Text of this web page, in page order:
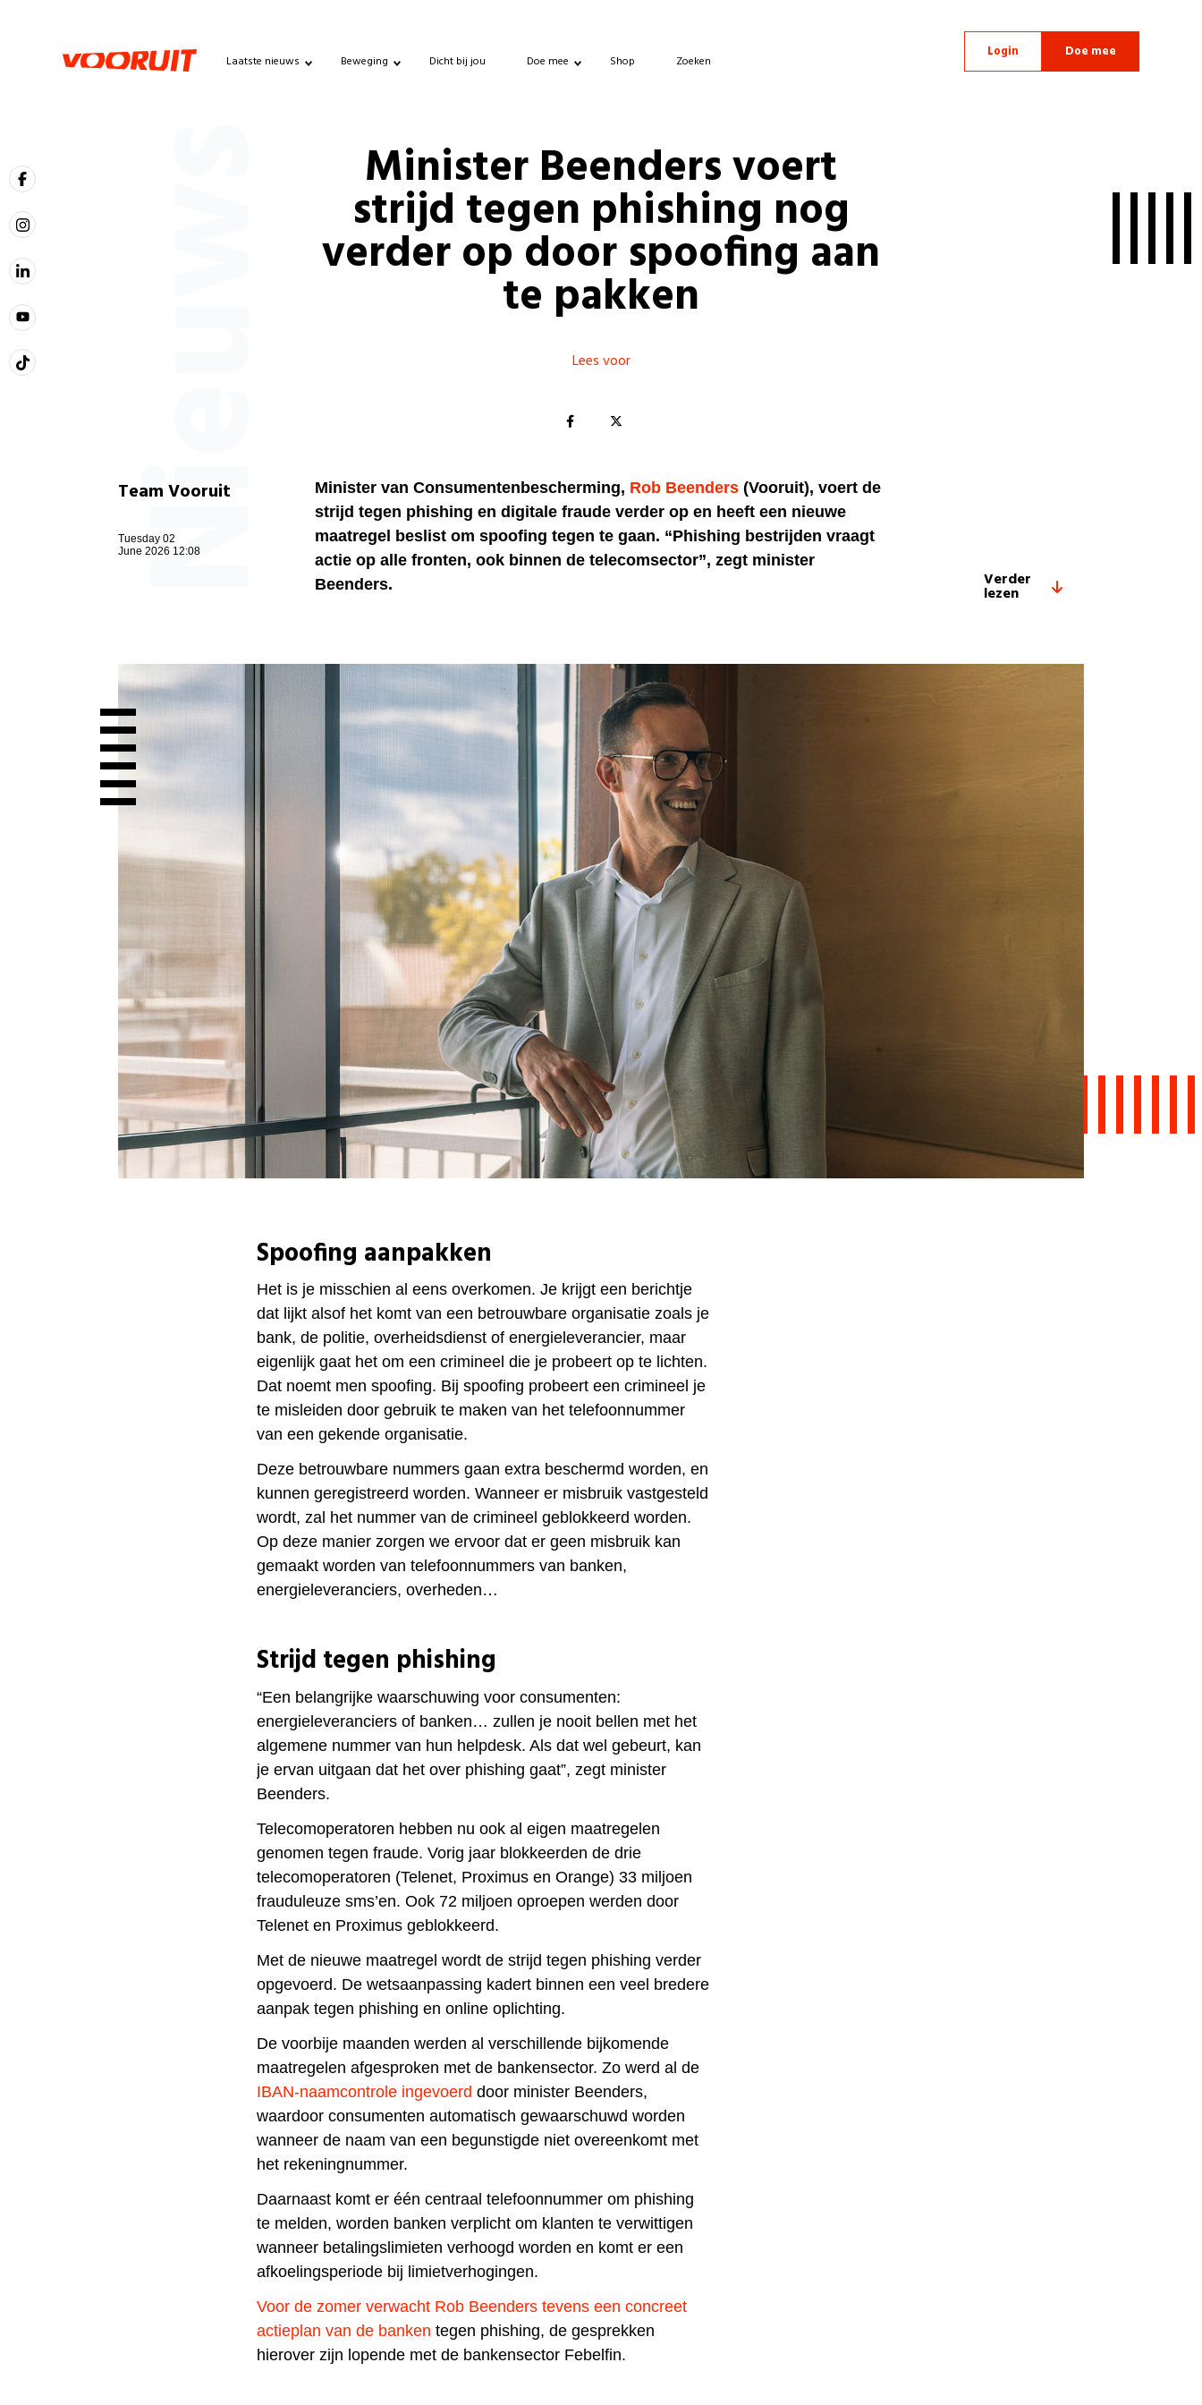
Laatste nieuws Beweging Dicht bij jou Doe mee Shop Zoeken
Login Doe mee
Nieuws Minister Beenders voert
strijd tegen phishing nog
verder op door spoofing aan
te pakken
Lees voor
Team Vooruit
Tuesday 02
June 2026 12:08
Minister van Consumentenbescherming, Rob Beenders(Vooruit), voert de
strijd tegen phishing en digitale fraude verder op en heeft een nieuwe
maatregel beslist om spoofing tegen te gaan. “Phishing bestrijden vraagt
actie op alle fronten, ook binnen de telecomsector”, zegt minister
Beenders.
Verder
lezen
Spoofing aanpakken
Het is je misschien al eens overkomen. Je krijgt een berichtje
dat lijkt alsof het komt van een betrouwbare organisatie zoals je
bank, de politie, overheidsdienst of energieleverancier, maar
eigenlijk gaat het om een crimineel die je probeert op te lichten.
Dat noemt men spoofing. Bij spoofing probeert een crimineel je
te misleiden door gebruik te maken van het telefoonnummer
van een gekende organisatie.
Deze betrouwbare nummers gaan extra beschermd worden, en
kunnen geregistreerd worden. Wanneer er misbruik vastgesteld
wordt, zal het nummer van de crimineelgeblokkeerd worden.
Op deze manier zorgen we ervoor dat er geen misbruik kan
gemaakt worden van telefoonnummers van banken,
energieleveranciers, overheden…
Strijd tegen phishing
“Een belangrijke waarschuwing voor consumenten:
energieleveranciers of banken… zullen je nooit bellen met het
algemene nummer van hun helpdesk. Als dat wel gebeurt, kan
je ervan uitgaan dat het over phishing gaat”, zegt minister
Beenders.
Telecomoperatoren hebben nu ook al eigen maatregelen
genomen tegen fraude. Vorig jaar blokkeerden de drie
telecomoperatoren (Telenet, Proximus en Orange) 33 miljoen
frauduleuze sms’en. Ook 72 miljoen oproepen werden door
Telenet en Proximusgeblokkeerd.
Met de nieuwe maatregel wordt de strijd tegen phishing verder
opgevoerd. Dewetsaanpassing kadert binnen een veel bredere
aanpak tegen phishing en onlineoplichting.
De voorbije maanden werden al verschillende bijkomende
maatregelenafgesproken met de bankensector. Zo werd al de
IBAN-naamcontrole ingevoerd door minister Beenders,
waardoor consumenten automatisch gewaarschuwd worden
wanneer de naam van een begunstigde niet overeenkomt met
het rekeningnummer.
Daarnaast komt er één centraal telefoonnummer om phishing
te melden, worden banken verplicht om klanten te verwittigen
wanneer betalingslimieten verhoogd worden en komt er een
afkoelingsperiode bij limietverhogingen.
Voor de zomer verwacht Rob Beenders tevens een concreet
actieplan van de banken tegen phishing, de gesprekken
hierover zijn lopende met de bankensector Febelfin.